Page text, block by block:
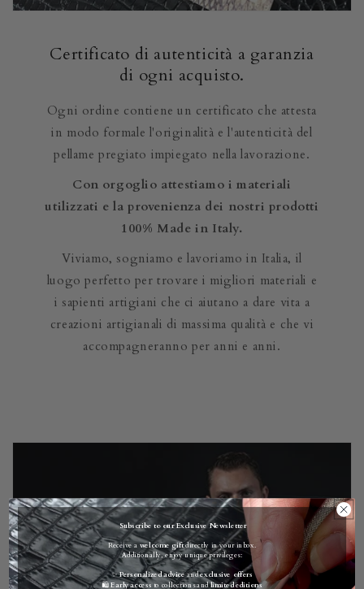
Certificato di autenticità a garanzia
di ogni acquisto.
Ogni ordine contiene un certificato che attesta
in modo formale l'originalità e l'autenticità del
pellame pregiato impiegato nella lavorazione.
Con orgoglio attestiamo i materiali
utilizzati e la provenienza dei nostri prodotti
100% Made in Italy.
Viviamo, sogniamo e lavoriamo in Italia, il
luogo perfetto per trovare i migliori materiali e
i sapienti artigiani che ci aiutano a dare vita a
creazioni artigianali di massima qualità e che vi
accompagneranno per anni e anni.
Subscribe to our Exclusive Newsletter
Receive awelcome giftdirectly in your inbox.
Additionally, enjoy unique privileges:
✨Personalized adviceandexclusive offers
🛍️Early access to collections andlimited editions